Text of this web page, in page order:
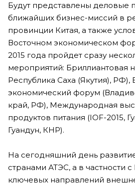
Будут представлены деловые
ближайших бизнес-миссий в
провинции Китая, а также
Восточном экономическом
2015 года пройдет сразу
мероприятий: Бриллиантовая
Республика Саха (Якутия), РФ),
экономический форум
край, РФ), Международная
продуктов питания (IOF-2015,
Гуандун, КНР).
На сегодняшний день
странами АТЭС, а в частности
ключевых направлений